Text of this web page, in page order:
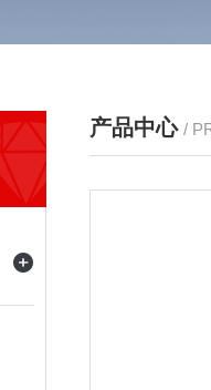
产品中心 /